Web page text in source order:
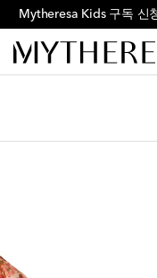
Mytheresa Kids: 럭셔리 패션